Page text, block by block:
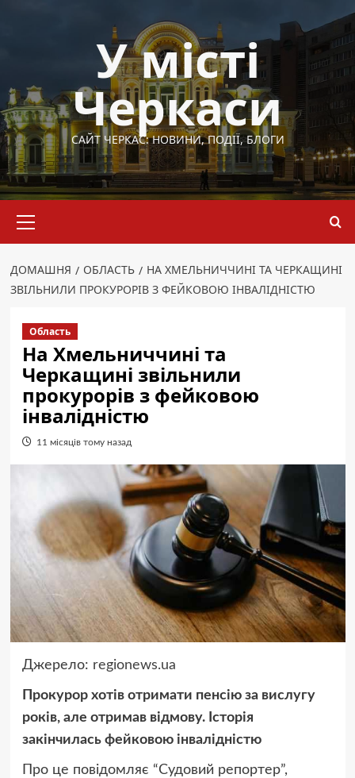
У місті
Черкаси
САЙТ ЧЕРКАС: НОВИНИ, ПОДІЇ, БЛОГИ
меню
ДОМАШНЯ ОБЛАСТЬ
НА ХМЕЛЬНИЧЧИНІ ТА ЧЕРКАЩИНІ
ЗВІЛЬНИЛИ ПРОКУРОРІВ З ФЕЙКОВОЮ ІНВАЛІДНІСТЮ
Область
На Хмельниччині та
Черкащині звільнили
прокурорів з фейковою
інвалідністю
11 місяців тому назад
Джерело: regionews.ua
Прокурор хотів отримати пенсію за вислугу
років, але отримав відмову. Історія
закінчилась фейковою інвалідністю
Про це повідомляє “Судовий репортер”,